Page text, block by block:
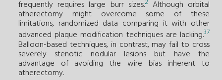
frequently requires large burr sizes.2Although orbital
atherectomy might overcome some of these
limitations, randomized data comparing it with other
advanced plaque modification techniques are lacking.37
Balloon-based techniques, in contrast, may fail to cross
severely stenotic nodular lesions but have the
advantage of avoiding the wire bias inherent to
atherectomy.